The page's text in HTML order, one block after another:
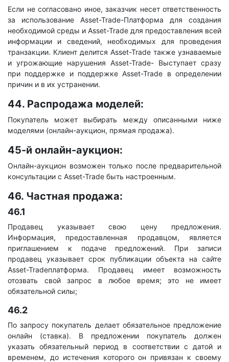
Если не согласовано иное, заказчик несет ответственность
за использование Asset-Trade-Платформа для создания
необходимой среды и Asset-Trade для предоставления всей
информации и сведений, необходимых для проведения
транзакции. Клиент делится Asset-Trade также узнаваемые
и угрожающие нарушения Asset-Trade- Выступает сразу
при поддержке и поддержке Asset-Trade в определении
причин и в их устранении.
44. Распродажа моделей:
Покупатель может выбирать между описанными ниже
моделями (онлайн-аукцион, прямая продажа).
45-й онлайн-аукцион:
Онлайн-аукцион возможен только после предварительной
консультации с Asset-Trade быть настроенным.
46. ​​Частная продажа:
46.1
Продавец указывает свою цену предложения.
Информация, предоставленная продавцом, является
приглашением к подаче предложений. При записи
продавец указывает срок публикации объекта на сайте
Asset-Tradeплатформа. Продавец имеет возможность
отозвать свой запрос в любое время; это не имеет
обязательной силы;
46.2
По запросу покупатель делает обязательное предложение
онлайн (ставка). В предложении покупатель должен
указать обязательный период в соответствии с датой и
временем, до истечения которого он привязан к своему